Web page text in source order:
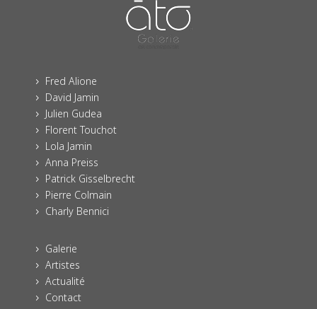
5 Fred Alione
5 David Jamin
5 Julien Gudea
5 Florent Touchot
5 Lola Jamin
5 Anna Preiss
5 Patrick Gisselbrecht
5 Pierre Colmain
5 Charly Bennici
5 Galerie
5 Artistes
5 Actualité
5 Contact